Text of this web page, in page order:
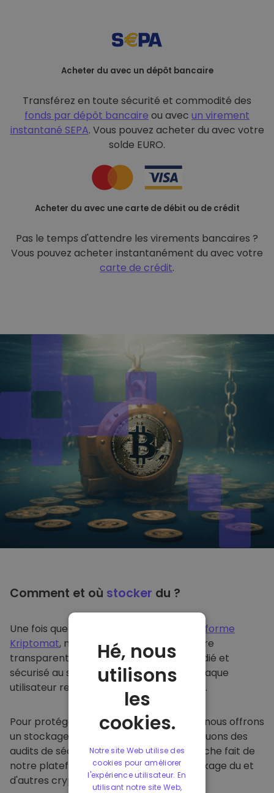
Acheter du avec un dépôt bancaire
Transférez en toute sécurité et commodité des
fonds par dépôt bancaire ou avec un virement
instantané SEPA. Vous pouvez acheter du avec votre
solde EURO.
Acheter du avec une carte de débit ou de crédit
Pas le temps d'attendre les virements bancaires ?
Vous pouvez acheter instantanément du avec votre
carte de crédit.
Comment et où stocker du ?
Une fois que vous achetez du sur
la plateforme
Kriptomat, nous le transférons de manière
transparente dans votre portefeuille dédié et
sécurisé au sein de notre plateforme. Chaque
utilisateur reçoit un portefeuille individuel.
Pour protéger nos clients et leurs fonds, nous offrons
un stockage hors ligne sécurisé et effectuons des
audits de sécurité réguliers. Cette approche fait de
notre plateforme un refuge pour le stockage du et
d'autres crypto-monnaies.
Hé, nous
utilisons
les
cookies.
Notre site Web utilise des
cookies pour améliorer
l'expérience utilisateur. En
utilisant notre site Web,